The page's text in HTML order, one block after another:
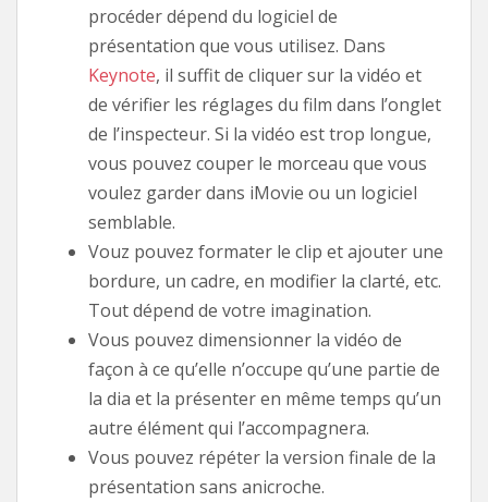
procéder dépend du logiciel de
présentation que vous utilisez. Dans
Keynote, il suffit de cliquer sur la vidéo et
de vérifier les réglages du film dans l’onglet
de l’inspecteur. Si la vidéo est trop longue,
vous pouvez couper le morceau que vous
voulez garder dans iMovie ou un logiciel
semblable.
Vouz pouvez formater le clip et ajouter une
bordure, un cadre, en modifier la clarté, etc.
Tout dépend de votre imagination.
Vous pouvez dimensionner la vidéo de
façon à ce qu’elle n’occupe qu’une partie de
la dia et la présenter en même temps qu’un
autre élément qui l’accompagnera.
Vous pouvez répéter la version finale de la
présentation sans anicroche.